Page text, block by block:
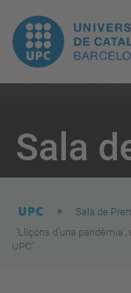
UPC.
de
Sala
here:
Sala de
'Lliçons d’una
UPC’